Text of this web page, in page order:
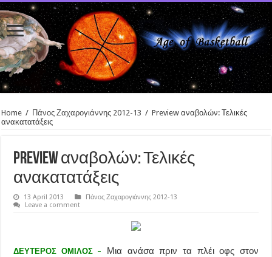
Home / Πάνος Ζαχαρογιάννης 2012-13 / Preview αναβολών: Τελικές
ανακατατάξεις
Preview αναβολών: Τελικές
ανακατατάξεις
13 April 2013
Πάνος Ζαχαρογιάννης 2012-13
Leave a comment
ΔΕΥΤΕΡΟΣ ΟΜΙΛΟΣ –
Μια ανάσα πριν τα πλέι οφς στον